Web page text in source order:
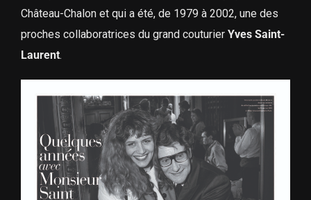
Château-Chalon et qui a été, de 1979 à 2002, une des
proches collaboratrices du grand couturier Yves Saint-
Laurent.